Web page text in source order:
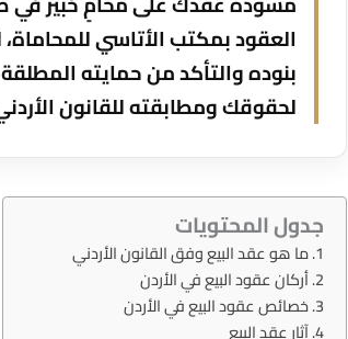
العقود بمكتب الأتاسي
بنوده والتأكد من حمايته المطلقة
لحقوقك ومطابقته للقانون
جدول المحتويات
ما هو عقد البيع وفق القانون الأردني
أركان عقود البيع في الأردن
خصائص عقود البيع في الأردن
آثار عقد البيع